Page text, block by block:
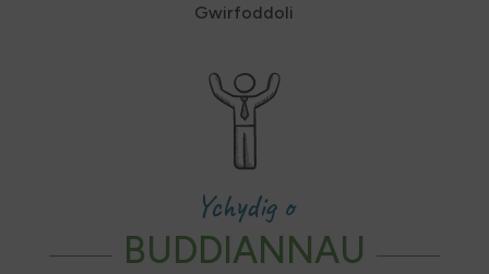
Gwirfoddoli
Ychydig o
BUDDIANNAU